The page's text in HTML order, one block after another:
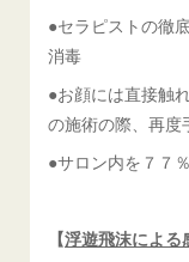
●セラピストの徹
消毒
●お顔には直接触
の施術の際、再度
●サロン内を７７
【浮遊飛沫による